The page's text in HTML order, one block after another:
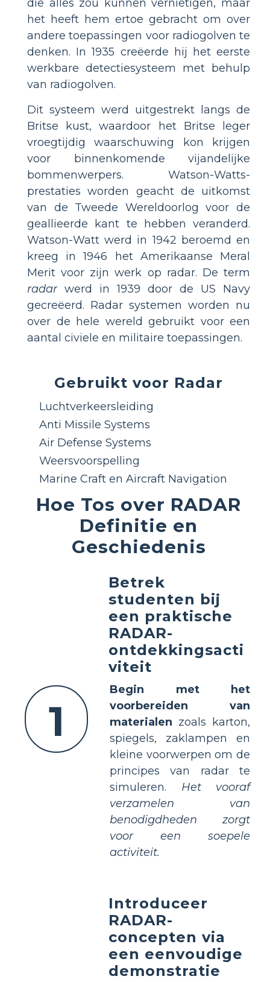
die alles zou kunnen vernietigen, maar
het heeft hem ertoe gebracht om over
andere toepassingen voor radiogolven te
denken. In 1935 creëerde hij het eerste
werkbare detectiesysteem met behulp
van radiogolven.
Dit systeem werd uitgestrekt langs de
Britse kust, waardoor het Britse leger
vroegtijdig waarschuwing kon krijgen
voor binnenkomende vijandelijke
bommenwerpers. Watson-Watts-
prestaties worden geacht de uitkomst
van de Tweede Wereldoorlog voor de
geallieerde kant te hebben veranderd.
Watson-Watt werd in 1942 beroemd en
kreeg in 1946 het Amerikaanse Meral
Merit voor zijn werk op radar. De term
radarwerd in 1939 door de US Navy
gecreëerd. Radar systemen worden nu
over de hele wereld gebruikt voor een
aantal civiele en militaire toepassingen.
Gebruikt voor Radar
Luchtverkeersleiding
Anti Missile Systems
Air Defense Systems
Weersvoorspelling
Marine Craft en Aircraft Navigation
Hoe Tos over RADAR
Definitie en
Geschiedenis
1
Betrek
studenten bij
een praktische
RADAR-
ontdekkingsacti
viteit
Begin met het
voorbereiden van
materialen zoals karton,
spiegels, zaklampen en
kleine voorwerpen om de
principes van radar te
simuleren. Het vooraf
verzamelen van
benodigdheden zorgt
voor een soepele
activiteit.
Introduceer
RADAR-
concepten via
een eenvoudige
demonstratie